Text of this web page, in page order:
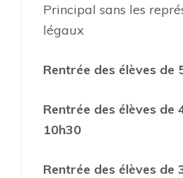
Principal sans les
légaux
Rentrée des élèves de
Rentrée des élèves de
10h30
Rentrée des élèves de